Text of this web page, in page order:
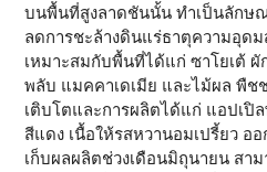
บนพื้นที่สูงลาดชันนั้น ทำเป็นลักษ
ลดการชะล้างดินแร่ธาตุความอุ
เหมาะสมกับพื้นที่ได้แก่ ซาโยเต้ ผั
พลับ แมคคาเดเมีย และไม้ผล พืช
เติบโตและการผลิตได้แก่ แอปเ
สีแดง เนื้อให้รสหวานอมเปรี้ยว อ
เก็บผลผลิตช่วงเดือนมิถุนายน สา